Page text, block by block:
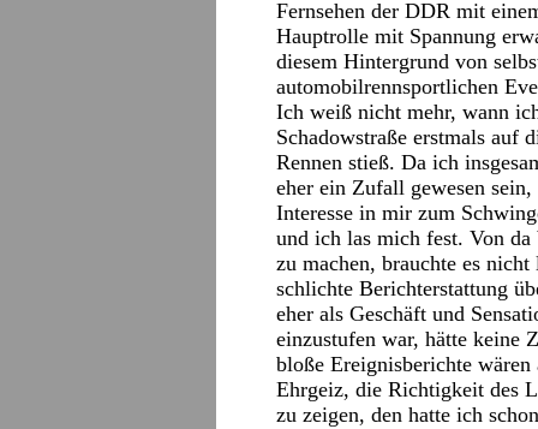
Fernsehen der DDR mit
Hauptrolle mit Spannung
diesem Hintergrund von
automobilrennsportlichen
Ich weiß nicht mehr, wann
Schadowstraße erstmals auf
Rennen stieß. Da ich
eher ein Zufall gewesen
Interesse in mir zum
und ich las mich fest. Von
zu machen, brauchte es
schlichte Berichterstattung
eher als Geschäft und
einzustufen war, hätte keine
bloße Ereignisberichte
Ehrgeiz, die Richtigkeit des
zu zeigen, den hatte ich